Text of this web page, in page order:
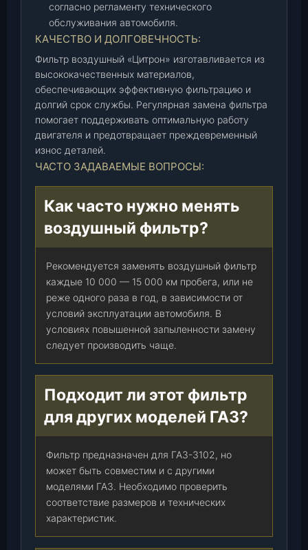
согласно регламенту технического
обслуживания автомобиля.
КАЧЕСТВО И ДОЛГОВЕЧНОСТЬ:
Фильтр воздушный «Цитрон» изготавливается из
высококачественных материалов,
обеспечивающих эффективную фильтрацию и
долгий срок службы. Регулярная замена фильтра
помогает поддерживать оптимальную работу
двигателя и предотвращает преждевременный
износ деталей.
ЧАСТО ЗАДАВАЕМЫЕ ВОПРОСЫ:
Как часто нужно менять
воздушный фильтр?
Рекомендуется заменять воздушный фильтр
каждые 10 000 — 15 000 км пробега, или не
реже одного раза в год, в зависимости от
условий эксплуатации автомобиля. В
условиях повышенной запыленности замену
следует производить чаще.
Подходит ли этот фильтр
для других моделей ГАЗ?
Фильтр предназначен для ГАЗ-3102, но
может быть совместим и с другими
моделями ГАЗ. Необходимо проверить
соответствие размеров и технических
характеристик.